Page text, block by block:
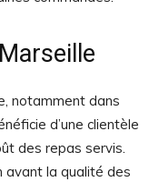
notamment dans
d’une clientèle
des repas servis.
la qualité des